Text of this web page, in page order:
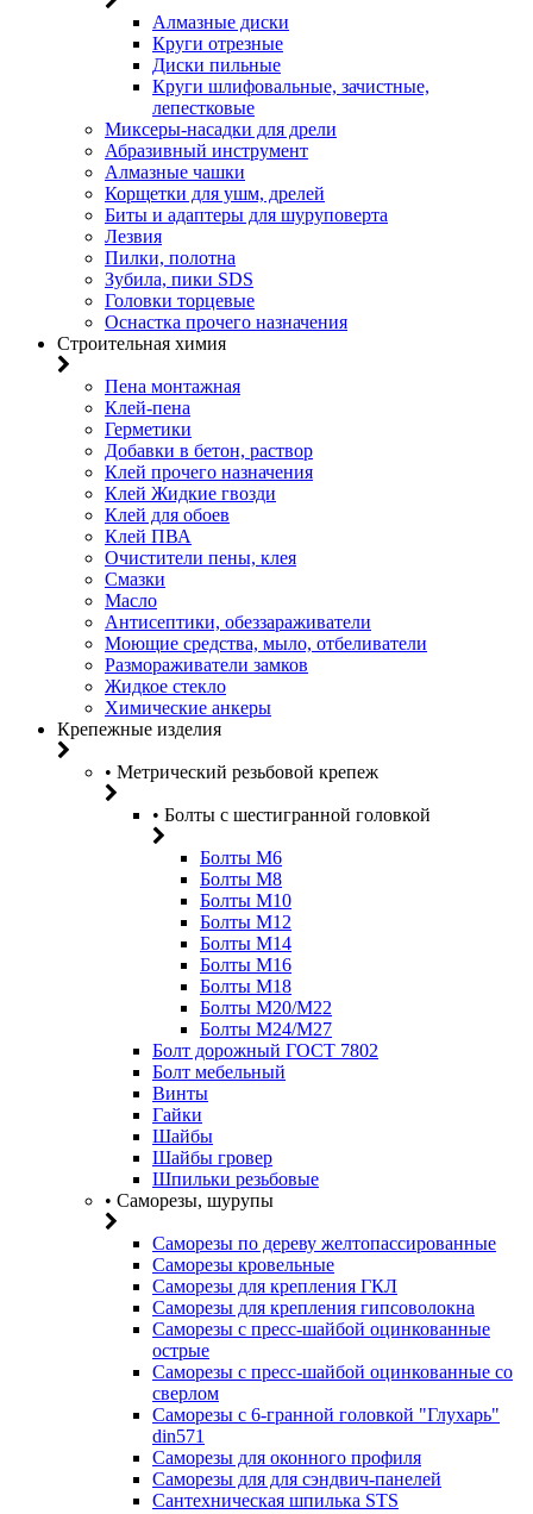
Алмазные диски
Круги отрезные
Диски пильные
Круги шлифовальные, зачистные,
лепестковые
Миксеры-насадки для дрели
Абразивный инструмент
Алмазные чашки
Корщетки для ушм, дрелей
Биты и адаптеры для шуруповерта
Лезвия
Пилки, полотна
Зубила, пики SDS
Головки торцевые
Оснастка прочего назначения
Строительная химия
Пена монтажная
Клей-пена
Герметики
Добавки в бетон, раствор
Клей прочего назначения
Клей Жидкие гвозди
Клей для обоев
Клей ПВА
Очистители пены, клея
Смазки
Масло
Антисептики, обеззараживатели
Моющие средства, мыло, отбеливатели
Размораживатели замков
Жидкое стекло
Химические анкеры
Крепежные изделия
• Метрический резьбовой крепеж
• Болты с шестигранной головкой
Болты М6
Болты М8
Болты М10
Болты М12
Болты М14
Болты М16
Болты М18
Болты М20/M22
Болты М24/М27
Болт дорожный ГОСТ 7802
Болт мебельный
Винты
Гайки
Шайбы
Шайбы гровер
Шпильки резьбовые
• Саморезы, шурупы
Саморезы по дереву желтопассированные
Саморезы кровельные
Саморезы для крепления ГКЛ
Саморезы для крепления гипсоволокна
Саморезы с пресс-шайбой оцинкованные
острые
Саморезы с пресс-шайбой оцинкованные со
сверлом
Саморезы с 6-гранной головкой "Глухарь"
din571
Саморезы для оконного профиля
Саморезы для для сэндвич-панелей
Сантехническая шпилька STS